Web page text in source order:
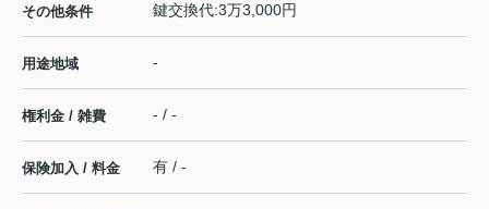
その他条件 鍵交換代:3万3,000円
用途地域 -
権利金 / 雑費 - / -
保険加入 / 料金 有 / -